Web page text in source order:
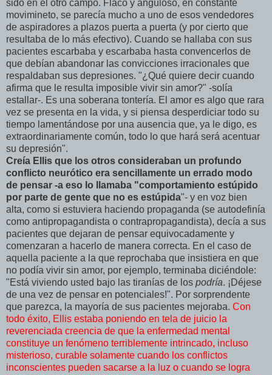
sido en el otro campo. Flaco y anguloso, en constante
movimineto, se parecía mucho a uno de esos vendedores
de aspiradores a plazos puerta a puerta (y por cierto que
resultaba de lo más efectivo). Cuando se hallaba con sus
pacientes escarbaba y escarbaba hasta convencerlos de
que debían abandonar las convicciones irracionales que
respaldaban sus depresiones. "¿Qué quiere decir cuando
afirma que le resulta imposible vivir sin amor?" -solía
estallar-. Es una soberana tontería. El amor es algo que rara
vez se presenta en la vida, y si piensa desperdiciar todo su
tiempo lamentándose por una ausencia que, ya le digo, es
extraordinariamente común, todo lo que hará será acentuar
su depresión".
Creía Ellis que los otros consideraban un profundo
conflicto neurótico era sencillamente un errado modo
de pensar -a eso lo llamaba "comportamiento estúpido
por parte de gente que no es estúpida"- y en voz bien
alta, como si estuviera haciendo propaganda (se autodefinía
como antipropagandista o contrapropagandista), decía a sus
pacientes que dejaran de pensar equivocadamente y
comenzaran a hacerlo de manera correcta. En el caso de
aquella paciente a la que reprochaba que insistiera en que
no podía vivir sin amor, por ejemplo, terminaba diciéndole:
"Está viviendo usted bajo las tiranías de los podría. ¡Déjese
de una vez de pensar en potenciales!". Por sorprendente
que parezca, la mayoría de sus pacientes mejoraba. Con
todo éxito, Ellis estaba poniendo en tela de juicio la
reverenciada creencia de que la enfermedad mental
constituye un fenómeno terriblemente intrincado, incluso
misterioso, curable solamente cuando los conflictos
inconscientes pueden sacarse a la luz o cuando se logra